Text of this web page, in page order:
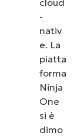
-
nativ
e. La
piatta
forma
Ninja
One
si è
dimo